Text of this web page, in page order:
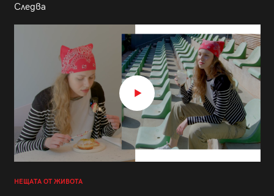
Следва
НЕЩАТА ОТ ЖИВОТА